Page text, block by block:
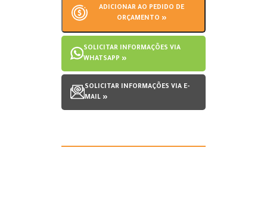
ADICIONAR AO PEDIDO DE
ORÇAMENTO »
SOLICITAR INFORMAÇÕES VIA
WHATSAPP »
SOLICITAR INFORMAÇÕES VIA E-
MAIL »